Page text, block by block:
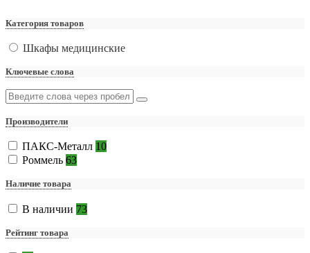
Категория товаров
Шкафы медицинские
Ключевые слова
Производители
ПАКС-Металл 10
Роммель 63
Наличие товара
В наличии 73
Рейтинг товара